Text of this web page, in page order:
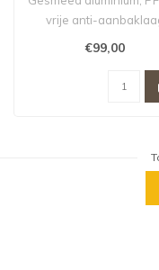
vrije anti-
€99,00